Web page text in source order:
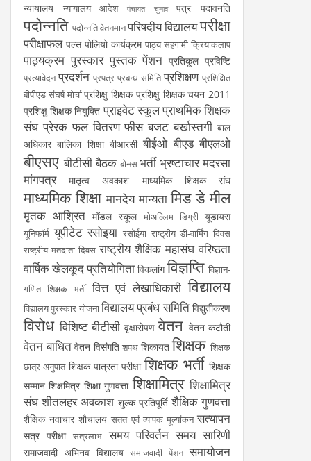
न्यायालय न्यायालय आदेश पंचायत चुनाव पत्र पदावनति
पदोन्नति पदोन्नति वेतनमानपरिषदीय विद्यालयपरीक्षा
परीक्षाफल पल्स पोलियो कार्यक्रम पाठ्य सहगामी क्रियाकलाप
पाठ्यक्रम पुरस्कार पुस्तक पेंशन प्रतिकूल प्रविष्टि
प्रत्यावेदन प्रदर्शन प्रपत्र प्रबन्ध समिति प्रशिक्षण प्रशिक्षित
बीपीएड संघर्ष मोर्चा प्रशिक्षु शिक्षक प्रशिक्षु शिक्षक चयन 2011
प्रशिक्षु शिक्षक नियुक्ति प्राइवेट स्कूलप्राथमिक शिक्षक
संघ प्रेरक फल वितरण फीस बजट बर्खास्तगी बाल
अधिकार बालिका शिक्षा बीआरसी बीईओ बीएड बीएलओ
बीएसए बीटीसी बैठक बोनस भर्ती भ्रष्टाचार मदरसा
मांगपत्र
मातृत्व अवकाश माध्यमिक शिक्षक संघ
माध्यमिक शिक्षा मानदेय मान्यता मिड डे मील
मृतक आश्रित मॉडल स्कूल मोअल्लिम डिग्री यूडायस
यूनिफॉर्म यूपीटेट रसोइया रसोईया राष्ट्रीय डी-वार्मिंग दिवस
राष्ट्रीय मतदाता दिवस राष्ट्रीय शैक्षिक महासंघ वरिष्ठता
वार्षिक खेलकूद प्रतियोगिता विकलांग विज्ञप्ति विज्ञान-
गणित शिक्षक भर्ती वित्त एवं लेखाधिकारी विद्यालय
विद्यालय पुरस्कार योजनाविद्यालय प्रबंध समिति विद्युतीकरण
विरोध विशिष्ट बीटीसी वृक्षारोपण वेतन वेतन कटौती
वेतन बाधित वेतन विसंगति शपथ शिकायत शिक्षक शिक्षक
छात्र अनुपात शिक्षक पात्रता परीक्षा शिक्षक भर्ती शिक्षक
सम्मान शिक्षमित्र शिक्षा गुणवत्ता शिक्षामित्र शिक्षामित्र
संघ शीतलहर अवकाश शुल्क प्रतिपूर्ति शैक्षिक गुणवत्ता
शैक्षिक नवाचार शौचालय सतत एवं व्यापक मूल्यांकन सत्यापन
सत्र परीक्षा सत्रलाभ समय परिवर्तन समय सारिणी
समाजवादी अभिनव विद्यालय समाजवादी पेंशन समायोजन